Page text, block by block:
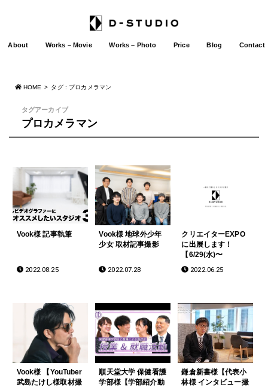
About Works – Movie Works – Photo Price Blog Contact
HOME タグ : プロカメラマン
タグアーカイブ
プロカメラマン
Vook様 記事執筆
2022.08.25
Vook様 地球外少年
少女 取材記事撮影
2022.07.28
クリエイターEXPO
に出展します！
【6/29(水)〜
7/1(金)@東京ビッグ
サイト】
2022.06.25
Vook様 【YouTuber
武島たけし様取材撮
順天堂大学 保健看護
学部様【学部紹介動
鎌倉新書様【代表小
林様 インタビュー撮